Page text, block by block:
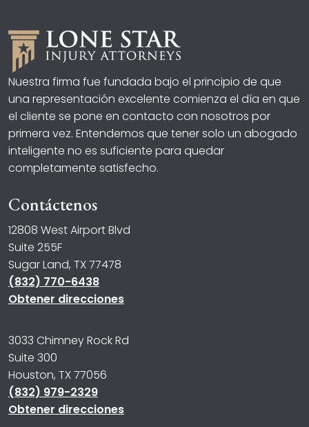
Nuestra firma fue fundada bajo el principio de que
una representación excelente comienza el día en que
el cliente se pone en contacto con nosotros por
primera vez. Entendemos que tener solo un abogado
inteligente no es suficiente para quedar
completamente satisfecho.
Contáctenos
12808 West Airport Blvd
Suite 255F
Sugar Land, TX 77478
(832) 770-6438
Obtener direcciones
3033 Chimney Rock Rd
Suite 300
Houston, TX 77056
(832) 979-2329
Obtener direcciones